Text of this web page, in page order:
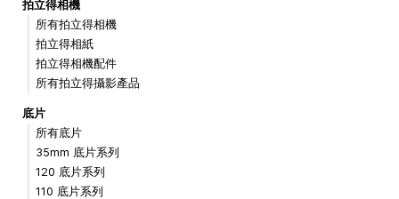
拍立得相機
所有拍立得相機
拍立得相紙
拍立得相機配件
所有拍立得攝影產品
底片
所有底片
35mm 底片系列
120 底片系列
110 底片系列